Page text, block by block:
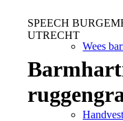
Wees
SPEECH
UTRECHT